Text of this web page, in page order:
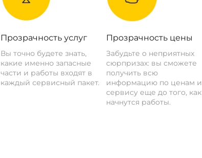
Прозрачность услуг
Вы точно будете знать,
какие именно запасные
части и работы входят в
каждый сервисный пакет.
Прозрачность цены
Забудьте о неприятных
сюрпризах: вы сможете
получить всю
информацию по ценам и
сервису еще до того, как
начнутся работы.